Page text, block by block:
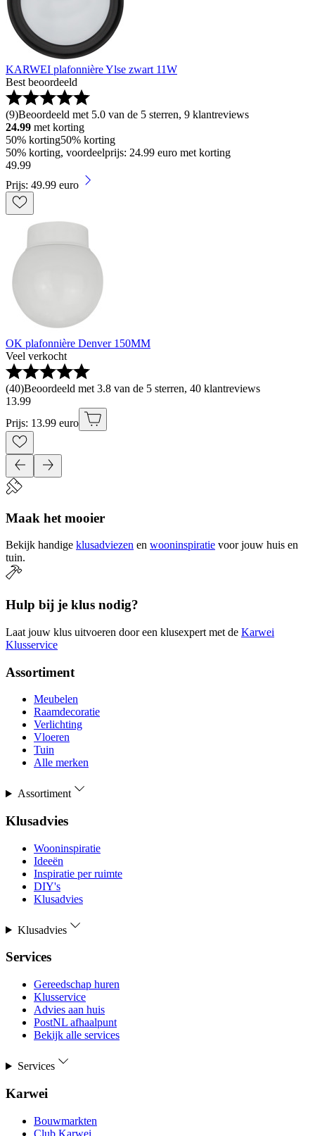
KARWEI plafonnière Ylse zwart 11W
Best beoordeeld
(9)Beoordeeld met 5.0 van de 5 sterren, 9 klantreviews
24.99 met korting
50% korting50% korting
50% korting, voordeelprijs: 24.99 euro met korting
49.99
Prijs: 49.99 euro
OK plafonnière Denver 150MM
Veel verkocht
(40)Beoordeeld met 3.8 van de 5 sterren, 40 klantreviews
13.99
Prijs: 13.99 euro
Maak het mooier
Bekijk handige klusadviezen en wooninspiratie voor jouw huis en
tuin.
Hulp bij je klus nodig?
Laat jouw klus uitvoeren door een klusexpert met de Karwei
Klusservice
Assortiment
Meubelen
Raamdecoratie
Verlichting
Vloeren
Tuin
Alle merken
Assortiment
Klusadvies
Wooninspiratie
Ideeën
Inspiratie per ruimte
DIY's
Klusadvies
Klusadvies
Services
Gereedschap huren
Klusservice
Advies aan huis
PostNL afhaalpunt
Bekijk alle services
Services
Karwei
Bouwmarkten
Club Karwei